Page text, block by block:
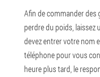
Afin de commander
perdre du poids, laissez
devez entrer votre nom
téléphone pour vous
heure plus tard, le